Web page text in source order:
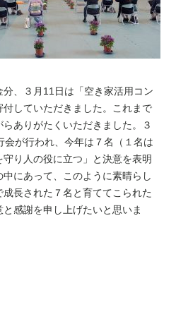
、
３月11日は「空き家活用コン
付していただきました。これまで
ありがたくいただきました。３
会が行われ、今年は７名（１名は
り人の役に立つ」と決意を表明
にあって、このように素晴らし
成長された７名と育ててこられた
感謝を申し上げたいと思いま